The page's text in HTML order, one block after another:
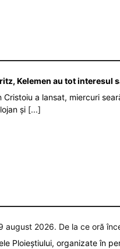
Kelemen au tot interesul
Cristoiu a lansat, miercuri
și [...]
august 2026. De la ce oră
Ploieștiului, organizate în